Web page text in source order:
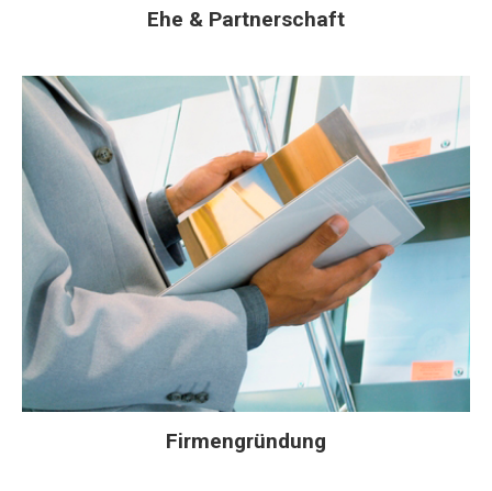
Ehe & Partnerschaft
Firmengründung